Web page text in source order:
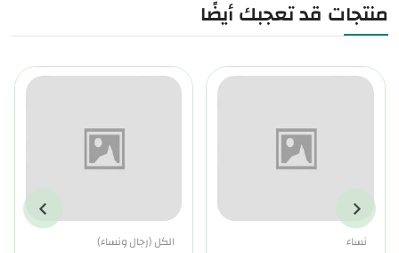
منتجات قد تعجبك أيضًا
نساء الكل (رجال ونساء)